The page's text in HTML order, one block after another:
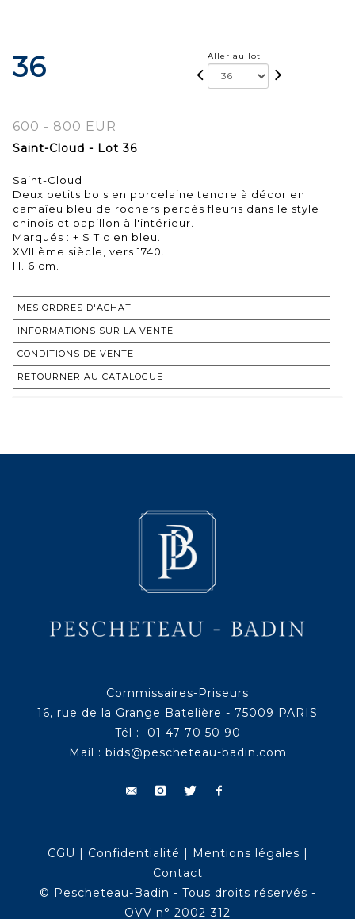
36 Aller au lot
600 - 800 EUR
Saint-Cloud - Lot 36
Saint-Cloud
Deux petits bols en porcelaine tendre à décor en
camaïeu bleu de rochers percés fleuris dans le style
chinois et papillon à l'intérieur.
Marqués : + S T c en bleu.
XVIIIème siècle, vers 1740.
MES ORDRES D'ACHAT
INFORMATIONS SUR LA VENTE
CONDITIONS DE VENTE
RETOURNER AU CATALOGUE
Commissaires-Priseurs
16, rue de la Grange Batelière - 75009 PARIS
Tél : 01 47 70 50 90
Mail : bids@pescheteau-badin.com
CGU | Confidentialité | Mentions légales |
Contact
© Pescheteau-Badin - Tous droits réservés -
OVV n° 2002-312